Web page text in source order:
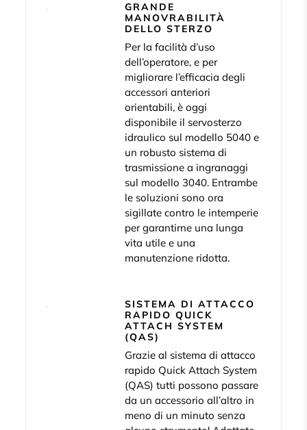
GRANDE
MANOVRABILITÀ
DELLO STERZO
Per la facilità d’uso
dell’operatore, e per
migliorare l’efficacia degli
accessori anteriori
orientabili, è oggi
disponibile il servosterzo
idraulico sul modello 5040 e
un robusto sistema di
trasmissione a ingranaggi
sul modello 3040. Entrambe
le soluzioni sono ora
sigillate contro le intemperie
per garantirne una lunga
vita utile e una
manutenzione ridotta.
SISTEMA DI ATTACCO
RAPIDO QUICK
ATTACH SYSTEM
(QAS)
Grazie al sistema di attacco
rapido Quick Attach System
(QAS) tutti possono passare
da un accessorio all’altro in
meno di un minuto senza